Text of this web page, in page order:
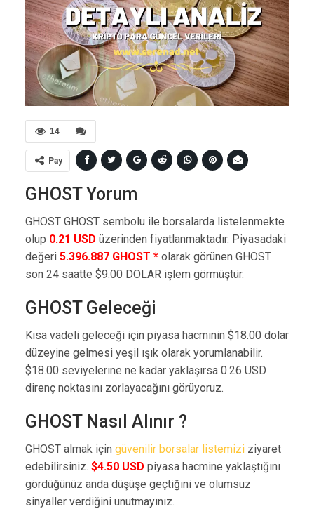
14
Pay
GHOST Yorum
GHOST GHOST sembolu ile borsalarda listelenmekte
olup 0.21 USD üzerinden fiyatlanmaktadır. Piyasadaki
değeri 5.396.887 GHOST * olarak görünen GHOST
son 24 saatte $9.00 DOLAR işlem görmüştür.
GHOST Geleceği
Kısa vadeli geleceği için piyasa hacminin $18.00 dolar
düzeyine gelmesi yeşil ışık olarak yorumlanabilir.
$18.00 seviyelerine ne kadar yaklaşırsa 0.26 USD
direnç noktasını zorlayacağını görüyoruz.
GHOST Nasıl Alınır ?
GHOST almak için güvenilir borsalar listemizi ziyaret
edebilirsiniz. $4.50 USD piyasa hacmine yaklaştığını
gördüğünüz anda düşüşe geçtiğini ve olumsuz
sinyaller verdiğini unutmayınız.